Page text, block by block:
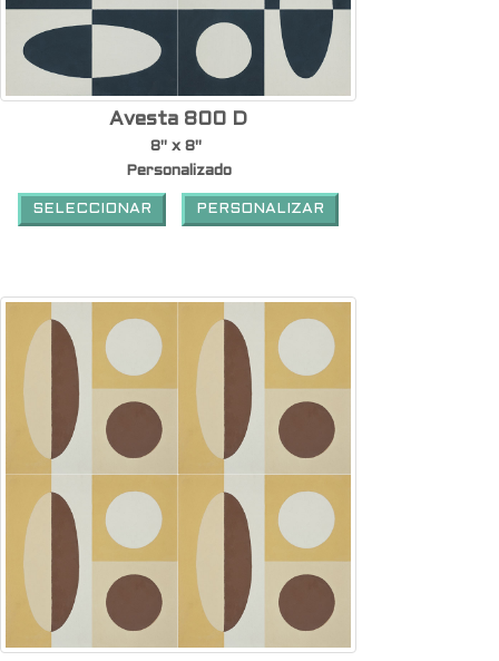
Avesta 800 D
8" x 8"
Personalizado
SELECCIONAR PERSONALIZAR